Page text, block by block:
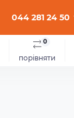
044 281 24 50
порівняти
0